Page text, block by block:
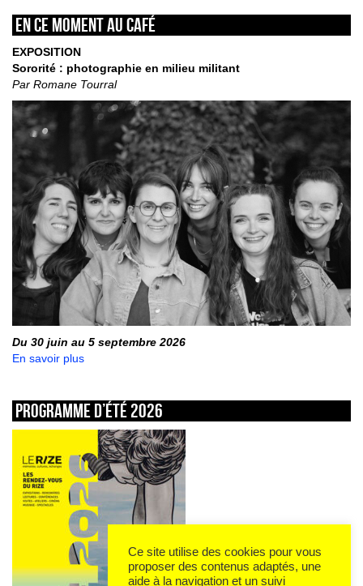
En ce moment au café
EXPOSITION
Sororité : photographie en milieu militant
Par Romane Tourral
Du 30 juin au 5 septembre 2026
En savoir plus
Programme d’été 2026
Ce site utilise des cookies pour vous
proposer des contenus adaptés, une
aide à la navigation et un suivi